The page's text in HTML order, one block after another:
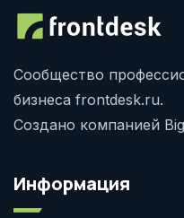
Сообщество
бизнеса frontdesk.ru.
Создано компанией
Информация